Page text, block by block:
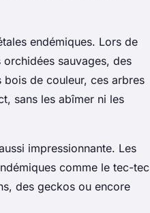
endémiques. Lors de
sauvages, des
de couleur, ces arbres
sans les abîmer ni les
impressionnante. Les
comme le tec-tec
des geckos ou encore